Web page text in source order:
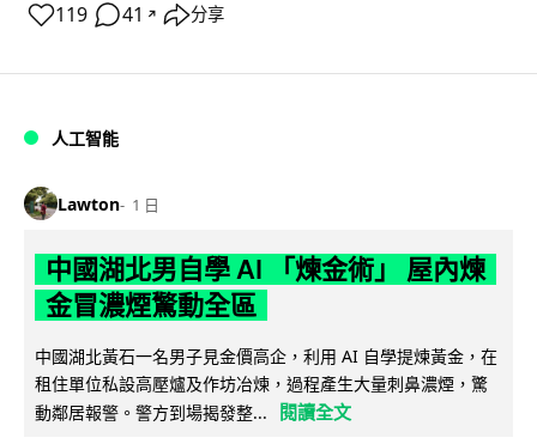
119 41 ↗ 分享
人工智能
Lawton 1 日
中國湖北男自學 AI 「煉金術」 屋內煉
金冒濃煙驚動全區
中國湖北黃石一名男子見金價高企，利用 AI 自學提煉黃金，在
租住單位私設高壓爐及作坊冶煉，過程產生大量刺鼻濃煙，驚
動鄰居報警。警方到場揭發整...
閱讀全文